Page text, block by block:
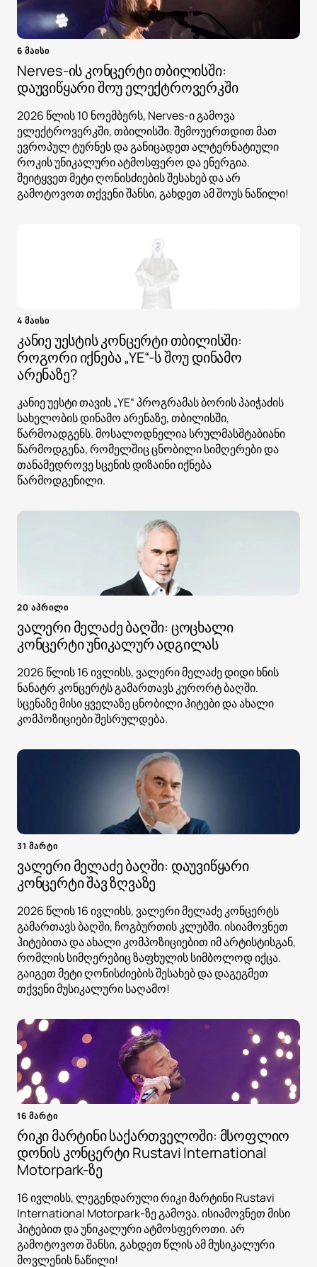
6 მაისი
Nerves-ის კონცერტი თბილისში:
დაუვიწყარი შოუ ელექტროვერკში
2026 წლის 10 ნოემბერს, Nerves-ი გამოვა
ელექტროვერკში, თბილისში. შემოუერთდით მათ
ევროპულ ტურნეს და განიცადეთ ალტერნატიული
როკის უნიკალური ატმოსფერო და ენერგია.
შეიტყვეთ მეტი ღონისძიების შესახებ და არ
გამოტოვოთ თქვენი შანსი, გახდეთ ამ შოუს ნაწილი!
4 მაისი
კანიე უესტის კონცერტი თბილისში:
როგორი იქნება „YE“-ს შოუ დინამო
არენაზე?
კანიე უესტი თავის „YE“ პროგრამას ბორის პაიჭაძის
სახელობის დინამო არენაზე, თბილისში,
წარმოადგენს. მოსალოდნელია სრულმასშტაბიანი
წარმოდგენა, რომელშიც ცნობილი სიმღერები და
თანამედროვე სცენის დიზაინი იქნება
წარმოდგენილი.
20 აპრილი
ვალერი მელაძე ბაღში: ცოცხალი
კონცერტი უნიკალურ ადგილას
2026 წლის 16 ივლისს, ვალერი მელაძე დიდი ხნის
ნანატრ კონცერტს გამართავს კურორტ ბაღში.
სცენაზე მისი ყველაზე ცნობილი ჰიტები და ახალი
კომპოზიციები შესრულდება.
31 მარტი
ვალერი მელაძე ბაღში: დაუვიწყარი
კონცერტი შავ ზღვაზე
2026 წლის 16 ივლისს, ვალერი მელაძე კონცერტს
გამართავს ბაღში, ჩოგბურთის კლუბში. ისიამოვნეთ
ჰიტებითა და ახალი კომპოზიციებით იმ არტისტისგან,
რომლის სიმღერებიც ზაფხულის სიმბოლოდ იქცა.
გაიგეთ მეტი ღონისძიების შესახებ და დაგეგმეთ
თქვენი მუსიკალური საღამო!
16 მარტი
რიკი მარტინი საქართველოში: მსოფლიო
დონის კონცერტი Rustavi International
Motorpark-ზე
16 ივლისს, ლეგენდარული რიკი მარტინი Rustavi
International Motorpark-ზე გამოვა. ისიამოვნეთ მისი
ჰიტებით და უნიკალური ატმოსფეროთი. არ
გამოტოვოთ შანსი, გახდეთ წლის ამ მუსიკალური
მოვლენის ნაწილი!